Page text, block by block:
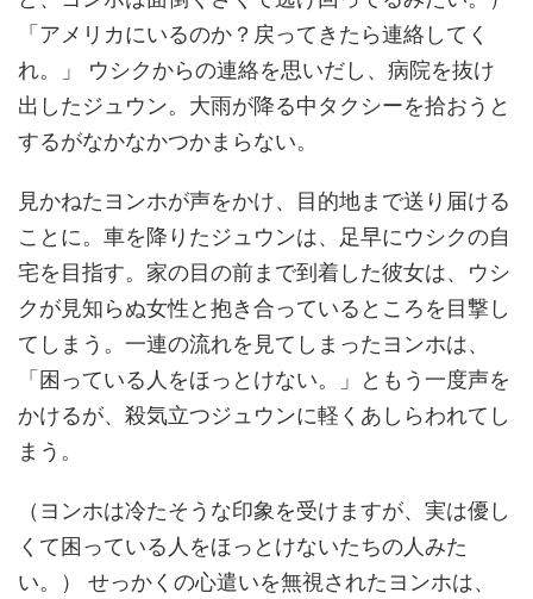
「アメリカにいるのか？戻ってきたら連絡してく
れ。」 ウシクからの連絡を思いだし、病院を抜け
出したジュウン。大雨が降る中タクシーを拾おうと
するがなかなかつかまらない。
見かねたヨンホが声をかけ、目的地まで送り届ける
ことに。車を降りたジュウンは、足早にウシクの自
宅を目指す。家の目の前まで到着した彼女は、ウシ
クが見知らぬ女性と抱き合っているところを目撃し
てしまう。一連の流れを見てしまったヨンホは、
「困っている人をほっとけない。」ともう一度声を
かけるが、殺気立つジュウンに軽くあしらわれてし
まう。
（ヨンホは冷たそうな印象を受けますが、実は優し
くて困っている人をほっとけないたちの人みた
い。） せっかくの心遣いを無視されたヨンホは、